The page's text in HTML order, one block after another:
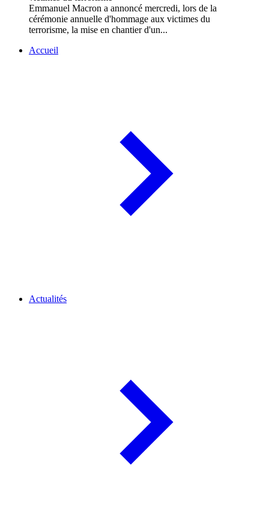
Emmanuel Macron a annoncé mercredi, lors de la
cérémonie annuelle d'hommage aux victimes du
terrorisme, la mise en chantier d'un...
Accueil
Actualités